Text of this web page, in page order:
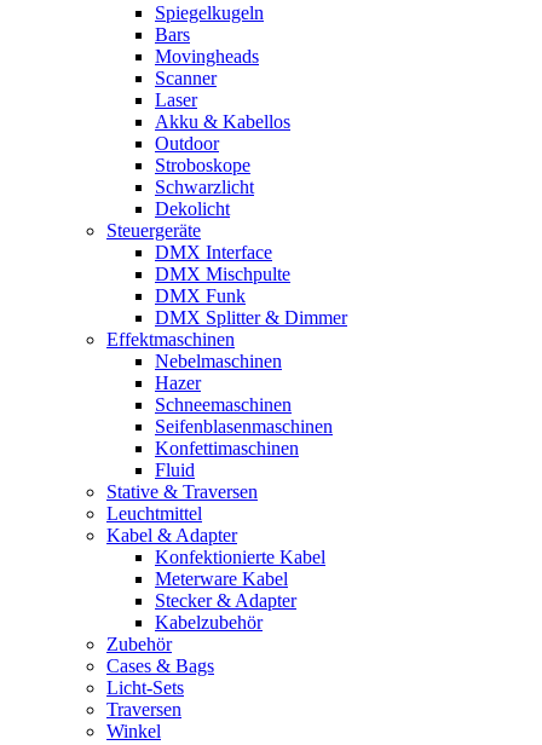
Spiegelkugeln
Bars
Movingheads
Scanner
Laser
Akku & Kabellos
Outdoor
Stroboskope
Schwarzlicht
Dekolicht
Steuergeräte
DMX Interface
DMX Mischpulte
DMX Funk
DMX Splitter & Dimmer
Effektmaschinen
Nebelmaschinen
Hazer
Schneemaschinen
Seifenblasenmaschinen
Konfettimaschinen
Fluid
Stative & Traversen
Leuchtmittel
Kabel & Adapter
Konfektionierte Kabel
Meterware Kabel
Stecker & Adapter
Kabelzubehör
Zubehör
Cases & Bags
Licht-Sets
Traversen
Winkel